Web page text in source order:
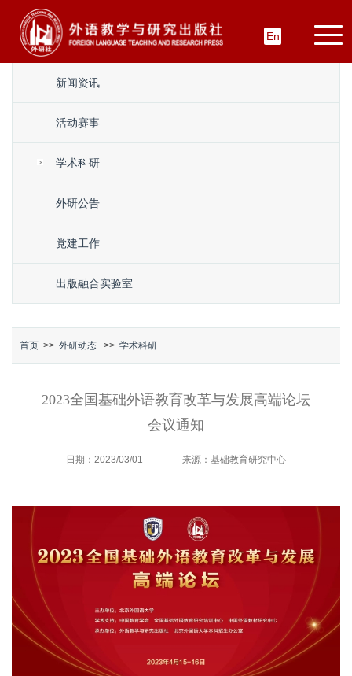
En
新闻资讯
活动赛事
学术科研
外研公告
党建工作
出版融合实验室
首页 >> 外研动态 >> 学术科研
2023全国基础外语教育改革与发展高端论坛
会议通知
日期：2023/03/01 来源：基础教育研究中心